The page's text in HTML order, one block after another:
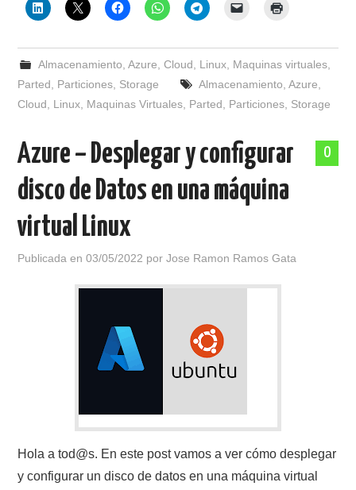
Almacenamiento Azure Cloud Linux, Maquinas virtuales,
Parted
Particiones Storage Almacenamiento Azure
Cloud
Linux Maquinas Virtuales Parted Particiones Storage
0
Azure – Desplegar y configurar
disco de Datos en una máquina
virtual Linux
Publicada en03/05/2022 porJose Ramon Ramos Gata
Hola a tod@s. En este post vamos a ver cómo desplegar
y configurar un disco de datos en una máquina virtual